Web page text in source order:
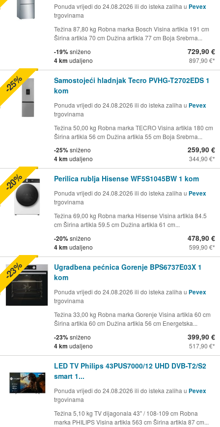
Ponuda vrijedi do 24.08.2026 ili do isteka zaliha u Pevex
trgovinama
Težina 87,80 kg Robna marka Bosch Visina artikla 191 cm
Širina artikla 70 cm Dužina artikla 77 cm Boja Srebrna...
-19%sniženo
4 km udaljeno
729,90 €
897,90 €
Samostojeći hladnjak Tecro PVHG-T2702EDS 1
kom
Ponuda vrijedi do 24.08.2026 ili do isteka zaliha u Pevex
trgovinama
Težina 50,00 kg Robna marka TECRO Visina artikla 180 cm
Širina artikla 56 cm Dužina artikla 55 cm Boja Srebrna...
-25%sniženo
4 km udaljeno
259,90 €
344,90 €
-25%
Perilica rublja Hisense WF5S1045BW 1 kom
Ponuda vrijedi do 24.08.2026 ili do isteka zaliha u Pevex
trgovinama
Težina 69,00 kg Robna marka Hisense Visina artikla 84.5
cm Širina artikla 59.5 cm Dužina artikla 61 cm...
-20%sniženo
4 km udaljeno
478,90 €
599,90 €
-20%
Ugradbena pećnica Gorenje BPS6737E03X 1
kom
Ponuda vrijedi do 24.08.2026 ili do isteka zaliha u Pevex
trgovinama
Težina 33,00 kg Robna marka Gorenje Visina artikla 60 cm
Širina artikla 60 cm Dužina artikla 56 cm Energetska...
-23%sniženo
4 km udaljeno
399,90 €
517,90 €
-23%
LED TV Philips 43PUS7000/12 UHD DVB-T2/S2
smart 1...
Ponuda vrijedi do 24.08.2026 ili do isteka zaliha u Pevex
trgovinama
Težina 5,10 kg TV dijagonala 43" / 108-109 cm Robna
marka PHILIPS Visina artikla 563 cm Širina artikla 87 cm...